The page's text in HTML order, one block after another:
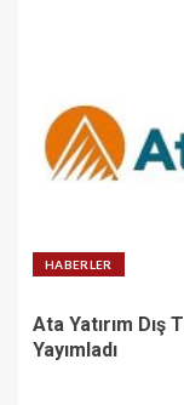
HABERLER
Ata Yatırım
Yayımladı